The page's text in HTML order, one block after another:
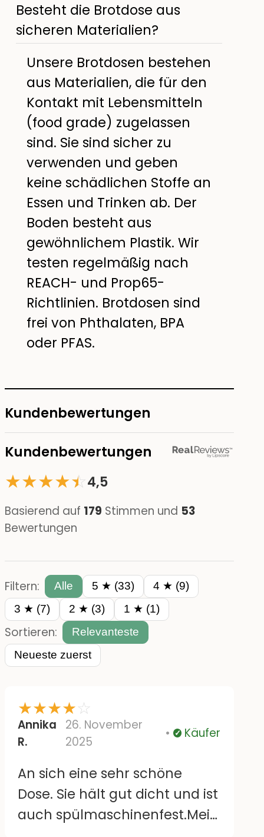
Besteht die Brotdose aus
sicheren Materialien?
Unsere Brotdosen bestehen
aus Materialien, die für den
Kontakt mit Lebensmitteln
(food grade) zugelassen
sind. Sie sind sicher zu
verwenden und geben
keine schädlichen Stoffe an
Essen und Trinken ab. Der
Boden besteht aus
gewöhnlichem Plastik. Wir
testen regelmäßig nach
REACH- und Prop65-
Richtlinien. Brotdosen sind
frei von Phthalaten, BPA
oder PFAS.
Kundenbewertungen
Kundenbewertungen
★★★★☆
★4,5
Basierend auf 179 Stimmen und 53
Bewertungen
Filtern: Alle 5 ★ (33)
4 ★ (9)
3 ★ (7)
2 ★ (3) 1 ★ (1)
Sortieren:
Relevanteste
Neueste zuerst
★★★★☆
Annika
R.
26. November
2025
Verifiziert
Käufer
An sich eine sehr schöne
Dose. Sie hält gut dicht und ist
auch spülmaschinenfest.Mein